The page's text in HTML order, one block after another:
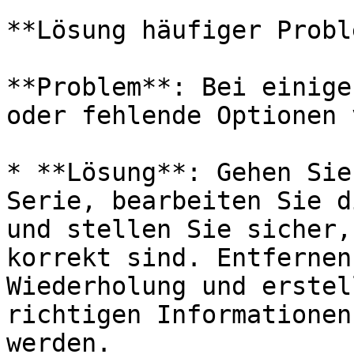
**Lösung häufiger
**Problem**: Bei
oder fehlende Optionen
* **Lösung**: Gehen
Serie, bearbeiten Sie
und stellen Sie sicher,
korrekt sind.
Wiederholung und
richtigen
werden.